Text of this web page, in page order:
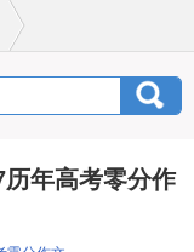
年高考零分作